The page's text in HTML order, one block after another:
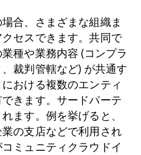
合、さまざまな組織ま
セスできます。共同で
種や業務内容 (コンプラ
裁判管轄など) が共通す
おける複数のエンティ
きます。サードパーテ
ます。例を挙げると、
の支店などで利用され
ミュニティクラウドイ